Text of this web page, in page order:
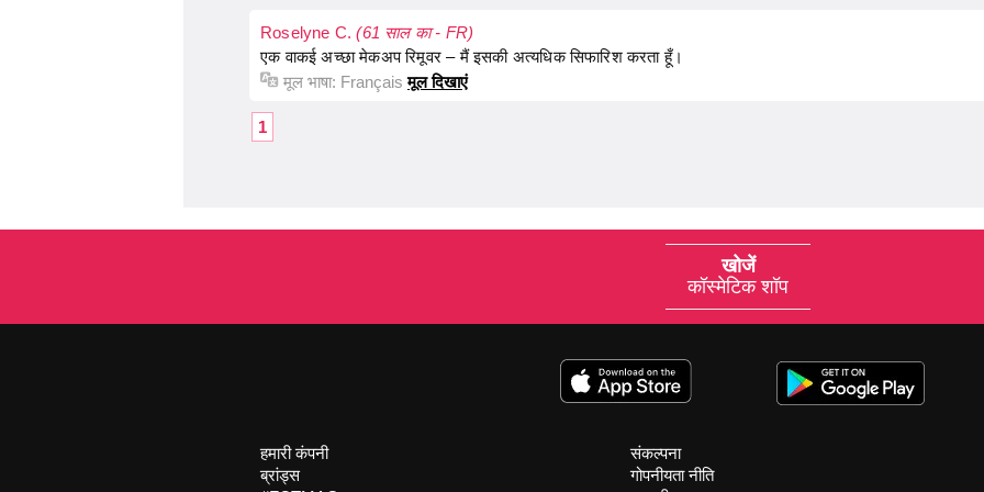
Roselyne C.(61 साल का - FR)
एक वाकई अच्छा मेकअप रिमूवर – मैं इसकी अत्यधिक सिफारिश करता हूँ।
मूल भाषा: Français मूल दिखाएं
1
खोजें
कॉस्मेटिक शॉप
हमारी कंपनी
ब्रांड्स
संकल्पना
गोपनीयता नीति